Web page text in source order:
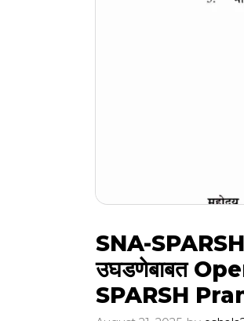
SNA-
उघडणेबाबत
SPARSH